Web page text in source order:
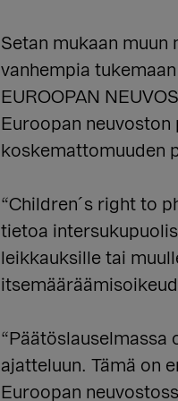
Setan mukaan
vanhempia
EUROOPAN
Euroopan
koskemattomuuden
“Children´s right to
tietoa
leikkauksille tai
ajatteluun. Tämä on
Euroopan